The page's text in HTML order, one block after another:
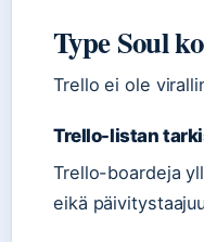
Type Soul
Trello ei ole
Trello-listan
Trello-boardeja
eikä